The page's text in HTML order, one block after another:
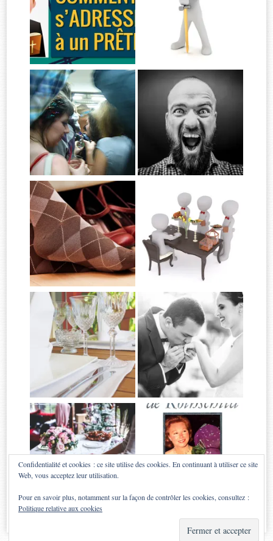
Confidentialité et cookies : ce site utilise des cookies. En continuant à utiliser ce site
Web, vous acceptez leur utilisation.
Pour en savoir plus, notamment sur la façon de contrôler les cookies, consultez :
Politique relative aux cookies